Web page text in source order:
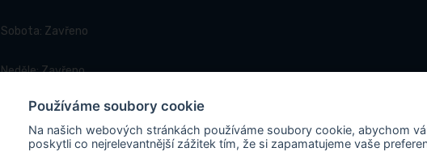
Sobota: Zavřeno
Neděle: Zavřeno
Používáme soubory cookie
Na našich webových stránkách používáme soubory cookie, abychom
poskytli co nejrelevantnější zážitek tím, že si zapamatujeme vaše